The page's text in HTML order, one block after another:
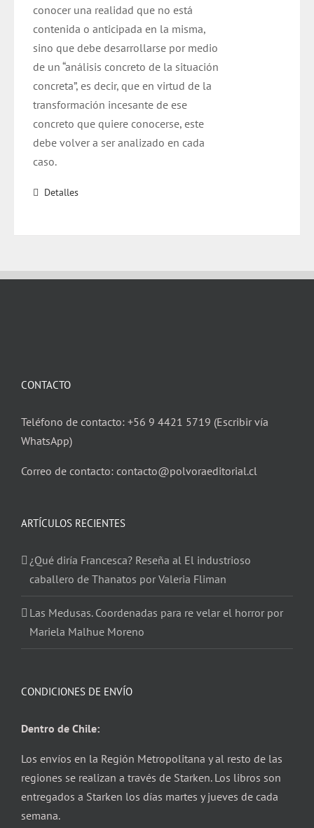
conocer una realidad que no está
contenida o anticipada en la misma,
sino que debe desarrollarse por medio
de un “análisis concreto de la situación
concreta”, es decir, que en virtud de la
transformación incesante de ese
concreto que quiere conocerse, este
debe volver a ser analizado en cada
caso.
Detalles
CONTACTO
Teléfono de contacto: +56 9 4421 5719 (Escribir vía
WhatsApp)
Correo de contacto: contacto@polvoraeditorial.cl
ARTÍCULOS RECIENTES
¿Qué diría Francesca? Reseña al El industrioso
caballero de Thanatos por Valeria Fliman
Las Medusas. Coordenadas para re velar el horror por
Mariela Malhue Moreno
CONDICIONES DE ENVÍO
Dentro de Chile:
Los envíos en la Región Metropolitana y al resto de las
regiones se realizan a través de Starken. Los libros son
entregados a Starken los días martes y jueves de cada
semana.